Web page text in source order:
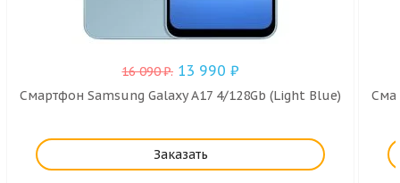
16 090₽. 13 990 ₽
Смартфон Samsung Galaxy A17 4/128Gb (Light Blue)
Заказать